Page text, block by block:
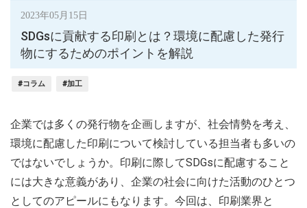
2023年05月15日
SDGsに貢献する印刷とは？環境に配慮した発行
物にするためのポイントを解説
#コラム #加工
企業では多くの発行物を企画しますが、社会情勢を考え、
環境に配慮した印刷について検討している担当者も多いの
ではないでしょうか。印刷に際してSDGsに配慮すること
には大きな意義があり、企業の社会に向けた活動のひとつ
としてのアピールにもなります。今回は、印刷業界と